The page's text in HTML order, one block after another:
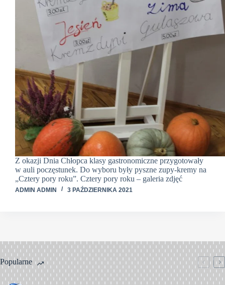
Z okazji Dnia Chłopca klasy gastronomiczne przygotowały
w auli poczęstunek. Do wyboru były pyszne zupy-kremy na
„Cztery pory roku”. Cztery pory roku – galeria zdjęć
ADMIN ADMIN 3 PAŹDZIERNIKA 2021
Popularne